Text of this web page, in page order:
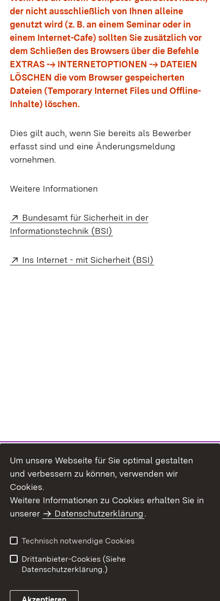
der nicht ausschließlich von Ihnen alleine
genutzt wird (z. B. an einem Seminar oder in
einem Internet-Cafe) sollten Sie zusätzlich vor
dem Schließen des Browsers über die Befehle
EXTRAS --> INTERNETOPTIONEN --> DATEIEN
LÖSCHEN die vom Browser gespeicherten
Dateien (Temporary Internet Files und Offline-
Inhalte) löschen.
Dies gilt auch, wenn Sie bereits als Bewerber
erfasst sind und eine Änderungsmeldung
vornehmen.
Weitere Informationen
Extern:
Bundesamt für Sicherheit in der
Informationstechnik (BSI)
Extern:
Ins Internet - mit Sicherheit (BSI)
Benutzungshinweise
Erklärung zur
Um unsere Webseite für Sie optimal gestalten
und verbessern zu können, verwenden wir
Cookies.
Weitere Informationen zu Cookies erhalten Sie in
unserer
Datenschutzerklärung.
Technisch notwendige Cookies
Drittanbieter-Cookies (Siehe
Datenschutzerklärung.)